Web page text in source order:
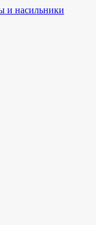
и насильники